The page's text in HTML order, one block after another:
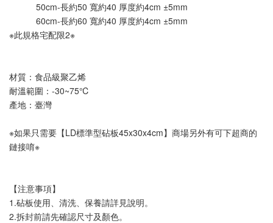
50cm-長約50 寬約40 厚度約4cm ±5mm
60cm-長約60 寬約40 厚度約4cm ±5mm
※此規格宅配限2※
材質：食品級聚乙烯
耐溫範圍：-30~75℃
產地：臺灣
※如果只需要【LD標準型砧板45x30x4cm】商場另外有可下超商的
鏈接唷※
【注意事項】
1.砧板使用、清洗、保養請詳見說明。
2.拆封前請先確認尺寸及顏色。